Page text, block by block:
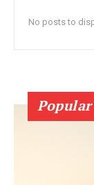
No posts to
Popular